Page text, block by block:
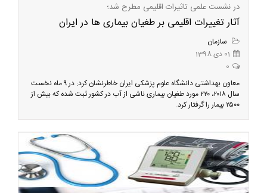
در نشست علمی تاثیرات اقلیمی مطرح شد؛
آثار تغییرات اقلیمی بر طغیان بیماری ها در ایران
سازمان
01 دی 1398
0
معاون بهداشتی دانشگاه علوم پزشکی ایران خاطرنشان کرد: در ۹ ماه نخست
سال ۲۰۱۸، ۲۲۰ مورد طغیان بیماری ناشی از آب در کشور ثبت شده که بیش از
۲۵۰۰ بیمار را گرفتار کرد.